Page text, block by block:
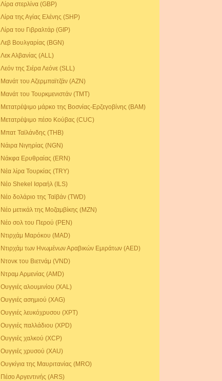
Λίρα στερλίνα (GBP)
Λίρα της Αγίας Ελένης (SHP)
Λίρα του Γιβραλτάρ (GIP)
Λεβ Βουλγαρίας (BGN)
Λεκ Αλβανίας (ALL)
Λεόν της Σιέρα Λεόνε (SLL)
Μανάτ του Αζερμπαϊτζάν (AZN)
Μανάτ του Τουρκμενιστάν (TMT)
Μετατρέψιμο μάρκο της Βοσνίας-Ερζεγοβίνης (BAM)
Μετατρέψιμο πέσο Κούβας (CUC)
Μπατ Ταϊλάνδης (THB)
Νάιρα Νιγηρίας (NGN)
Νάκφα Ερυθραίας (ERN)
Νέα λίρα Τουρκίας (TRY)
Νέο Shekel Ισραήλ (ILS)
Νέο δολάριο της Ταϊβάν (TWD)
Νέο μετικάλ της Μοζαμβίκης (MZN)
Νέο σολ του Περού (PEN)
Ντιρχάμ Μαρόκου (MAD)
Ντιρχάμ των Ηνωμένων Αραβικών Εμιράτων (AED)
Ντονκ του Βιετνάμ (VND)
Ντραμ Αρμενίας (AMD)
Ουγγιές αλουμινίου (XAL)
Ουγγιές ασημιού (XAG)
Ουγγιές λευκόχρυσου (XPT)
Ουγγιές παλλάδιου (XPD)
Ουγγιές χαλκού (XCP)
Ουγγιές χρυσού (XAU)
Ουγκίγια της Μαυριτανίας (MRO)
Πέσο Αργεντινής (ARS)